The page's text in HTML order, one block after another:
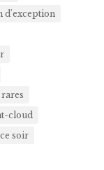
d'exception
cloud
soir